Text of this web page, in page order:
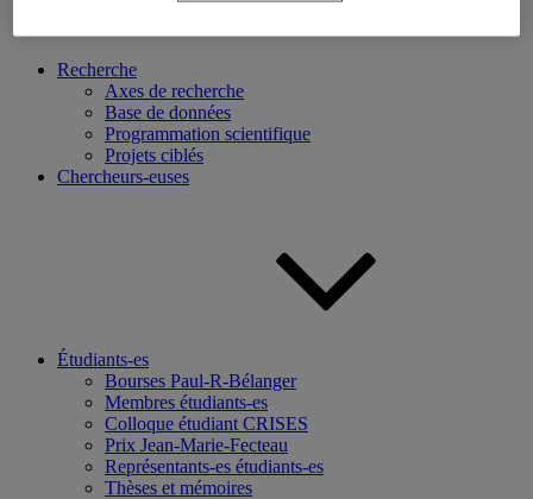
Recherche
Axes de recherche
Base de données
Programmation scientifique
Projets ciblés
Chercheurs-euses
Étudiants-es
Bourses Paul-R-Bélanger
Membres étudiants-es
Colloque étudiant CRISES
Prix Jean-Marie-Fecteau
Représentants-es étudiants-es
Thèses et mémoires